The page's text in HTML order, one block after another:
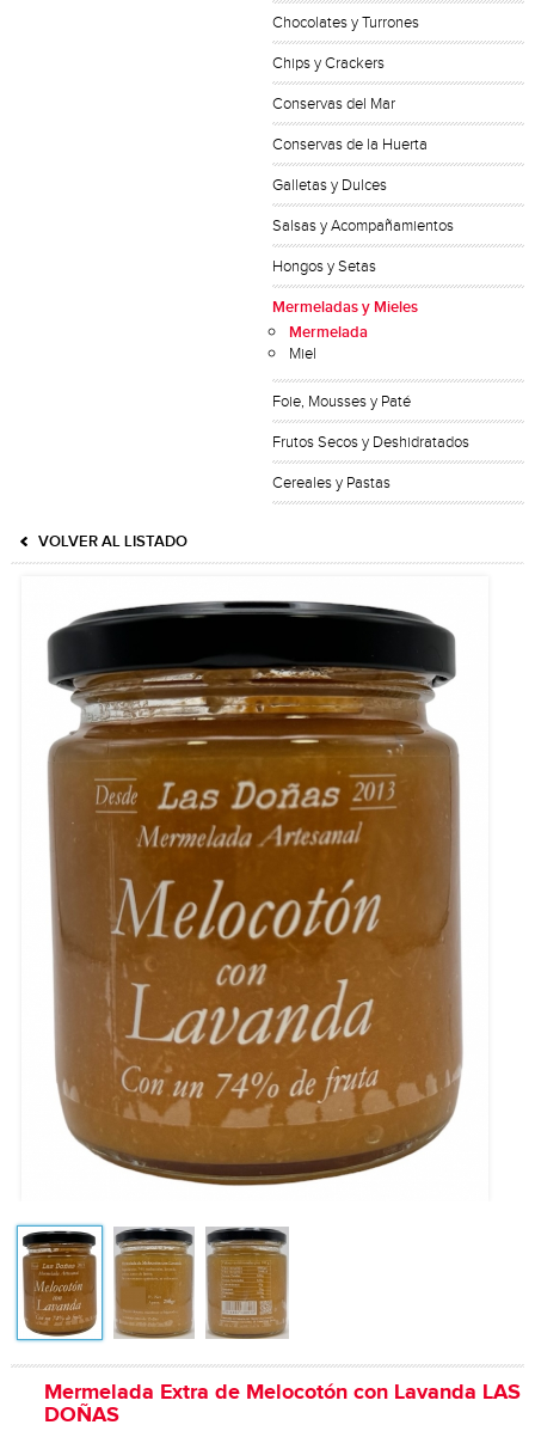
Chocolates y Turrones
Chips y Crackers
Conservas del Mar
Conservas de la Huerta
Galletas y Dulces
Salsas y Acompañamientos
Hongos y Setas
Mermeladas y Mieles
Mermelada
Miel
Foie, Mousses y Paté
Frutos Secos y Deshidratados
Cereales y Pastas
VOLVER AL LISTADO
Mermelada Extra de Melocotón con Lavanda LAS
DOÑAS